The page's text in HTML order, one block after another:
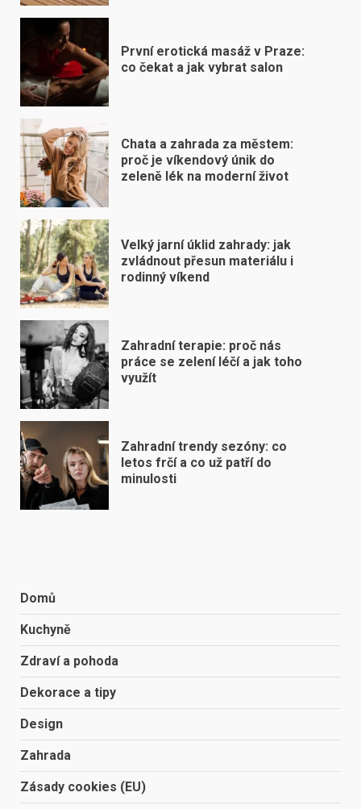
První erotická masáž v Praze:
co čekat a jak vybrat salon
Chata a zahrada za městem:
proč je víkendový únik do
zeleně lék na moderní život
Velký jarní úklid zahrady: jak
zvládnout přesun materiálu i
rodinný víkend
Zahradní terapie: proč nás
práce se zelení léčí a jak toho
využít
Zahradní trendy sezóny: co
letos frčí a co už patří do
minulosti
Domů
Kuchyně
Zdraví a pohoda
Dekorace a tipy
Design
Zahrada
Zásady cookies (EU)